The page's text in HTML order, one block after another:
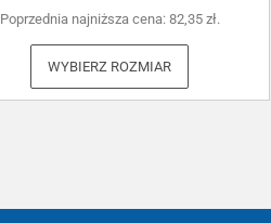
Poprzednia najniższa cena: 82,35 zł.
WYBIERZ ROZMIAR